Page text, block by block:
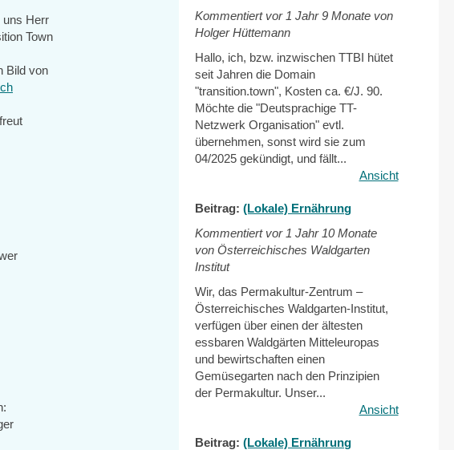
uns Herr
Town
Bild von
Kommentiert vor 1 Jahr 9 Monate von
Holger Hüttemann
Hallo, ich, bzw. inzwischen TTBI hütet
seit Jahren die Domain
"transition.town", Kosten ca. €/J. 90.
Möchte die "Deutsprachige TT-
Netzwerk Organisation" evtl.
übernehmen, sonst wird sie zum
04/2025 gekündigt, und fällt...
Ansicht
Beitrag:(Lokale) Ernährung
Kommentiert vor 1 Jahr 10 Monate
von Österreichisches Waldgarten
Institut
Wir, das Permakultur-Zentrum –
Österreichisches Waldgarten-Institut,
verfügen über einen der ältesten
essbaren Waldgärten Mitteleuropas
und bewirtschaften einen
Gemüsegarten nach den Prinzipien
der Permakultur. Unser...
Ansicht
Beitrag:(Lokale) Ernährung